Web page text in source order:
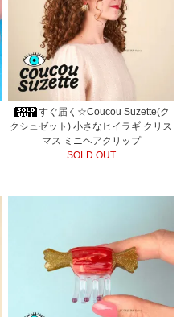
すぐ届く☆Coucou Suzette(ク
クシュゼット) 小さなヒイラギ クリス
マス ミニヘアクリップ
SOLD OUT